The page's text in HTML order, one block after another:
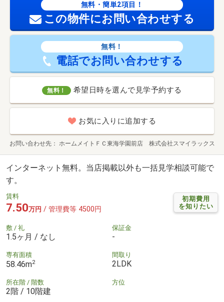
無料・簡単2項目！
この物件にお問い合わせする
無料！
電話でお問い合わせする
無料！ 希望日時を選んで見学予約する
お気に入りに追加する
お問い合わせ先 ホームメイトＦＣ東海学園前店 株式会社スマイラックス
インターネット無料。当店掲載以外も一括見学相談可能で
す。
初期費用
を知りたい
賃料
7.50万円 / 管理費等 4500円
敷 / 礼
1.5ヶ月 / なし
保証金
-
専有面積
58.46m2
間取り
2LDK
所在階 / 階数
2階 / 10階建
方位